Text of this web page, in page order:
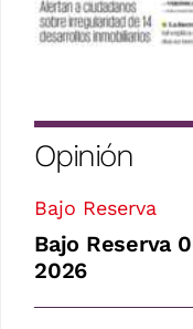
Opinión
Bajo Reserva
Bajo Reserva
2026